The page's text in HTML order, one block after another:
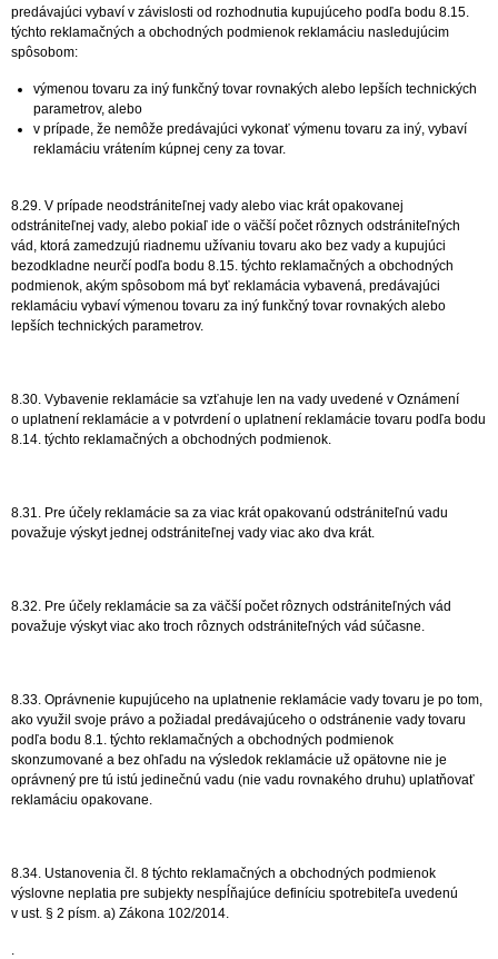
predávajúci vybaví v závislosti od rozhodnutia kupujúceho podľa bodu 8.15.
týchto reklamačných a obchodných podmienok reklamáciu nasledujúcim
spôsobom:
výmenou tovaru za iný funkčný tovar rovnakých alebo lepších technických
parametrov, alebo
v prípade, že nemôže predávajúci vykonať výmenu tovaru za iný, vybaví
reklamáciu vrátením kúpnej ceny za tovar.
8.29. V prípade neodstrániteľnej vady alebo viac krát opakovanej
odstrániteľnej vady, alebo pokiaľ ide o väčší počet rôznych odstrániteľných
vád, ktorá zamedzujú riadnemu užívaniu tovaru ako bez vady a kupujúci
bezodkladne neurčí podľa bodu 8.15. týchto reklamačných a obchodných
podmienok, akým spôsobom má byť reklamácia vybavená, predávajúci
reklamáciu vybaví výmenou tovaru za iný funkčný tovar rovnakých alebo
lepších technických parametrov.
8.30. Vybavenie reklamácie sa vzťahuje len na vady uvedené v Oznámení
o uplatnení reklamácie a v potvrdení o uplatnení reklamácie tovaru podľa bodu
8.14. týchto reklamačných a obchodných podmienok.
8.31. Pre účely reklamácie sa za viac krát opakovanú odstrániteľnú vadu
považuje výskyt jednej odstrániteľnej vady viac ako dva krát.
8.32. Pre účely reklamácie sa za väčší počet rôznych odstrániteľných vád
považuje výskyt viac ako troch rôznych odstrániteľných vád súčasne.
8.33. Oprávnenie kupujúceho na uplatnenie reklamácie vady tovaru je po tom,
ako využil svoje právo a požiadal predávajúceho o odstránenie vady tovaru
podľa bodu 8.1. týchto reklamačných a obchodných podmienok
skonzumované a bez ohľadu na výsledok reklamácie už opätovne nie je
oprávnený pre tú istú jedinečnú vadu (nie vadu rovnakého druhu) uplatňovať
reklamáciu opakovane.
8.34. Ustanovenia čl. 8 týchto reklamačných a obchodných podmienok
výslovne neplatia pre subjekty nespĺňajúce definíciu spotrebiteľa uvedenú
v ust. § 2 písm. a) Zákona 102/2014.
.